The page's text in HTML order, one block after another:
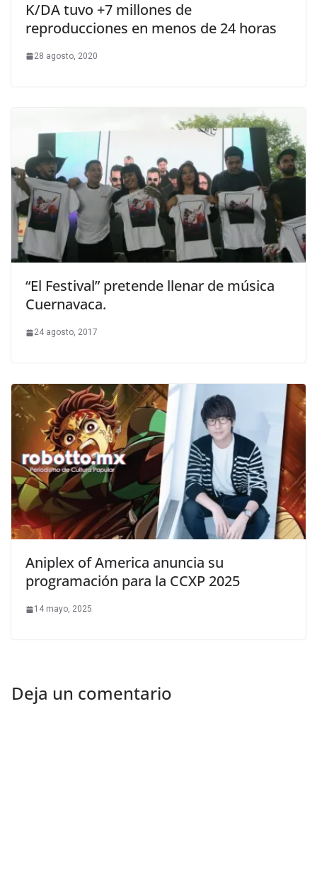
K/DA tuvo +7 millones de
reproducciones en menos de 24 horas
28 agosto, 2020
“El Festival” pretende llenar de música
Cuernavaca.
24 agosto, 2017
Aniplex of America anuncia su
programación para la CCXP 2025
14 mayo, 2025
Deja un comentario